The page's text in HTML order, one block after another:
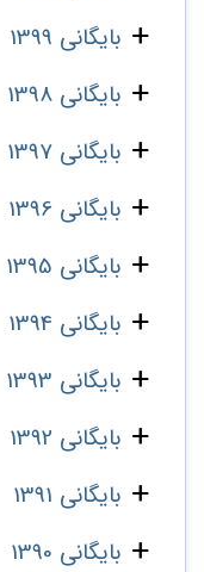
بایگانی 1399
بایگانی 1398
بایگانی 1397
بایگانی 1396
بایگانی 1395
بایگانی 1394
بایگانی 1393
بایگانی 1392
بایگانی 1391
بایگانی 1390